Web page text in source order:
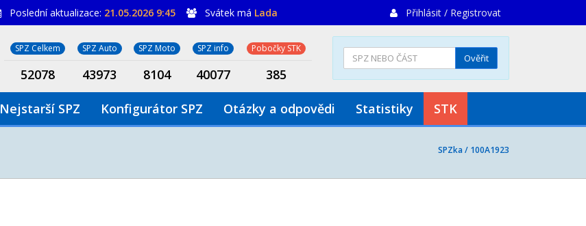
Poslední aktualizace: 21.05.2026 9:45 Svátek má Lada Přihlásit / Registrovat
SPZ Celkem SPZ Auto SPZ Moto SPZ info Pobočky STK
52078 43973 8104 40077 385
Ověřit
Nejstarší SPZ Konfigurátor SPZ Otázky a odpovědi Statistiky STK
SPZka / 100A1923